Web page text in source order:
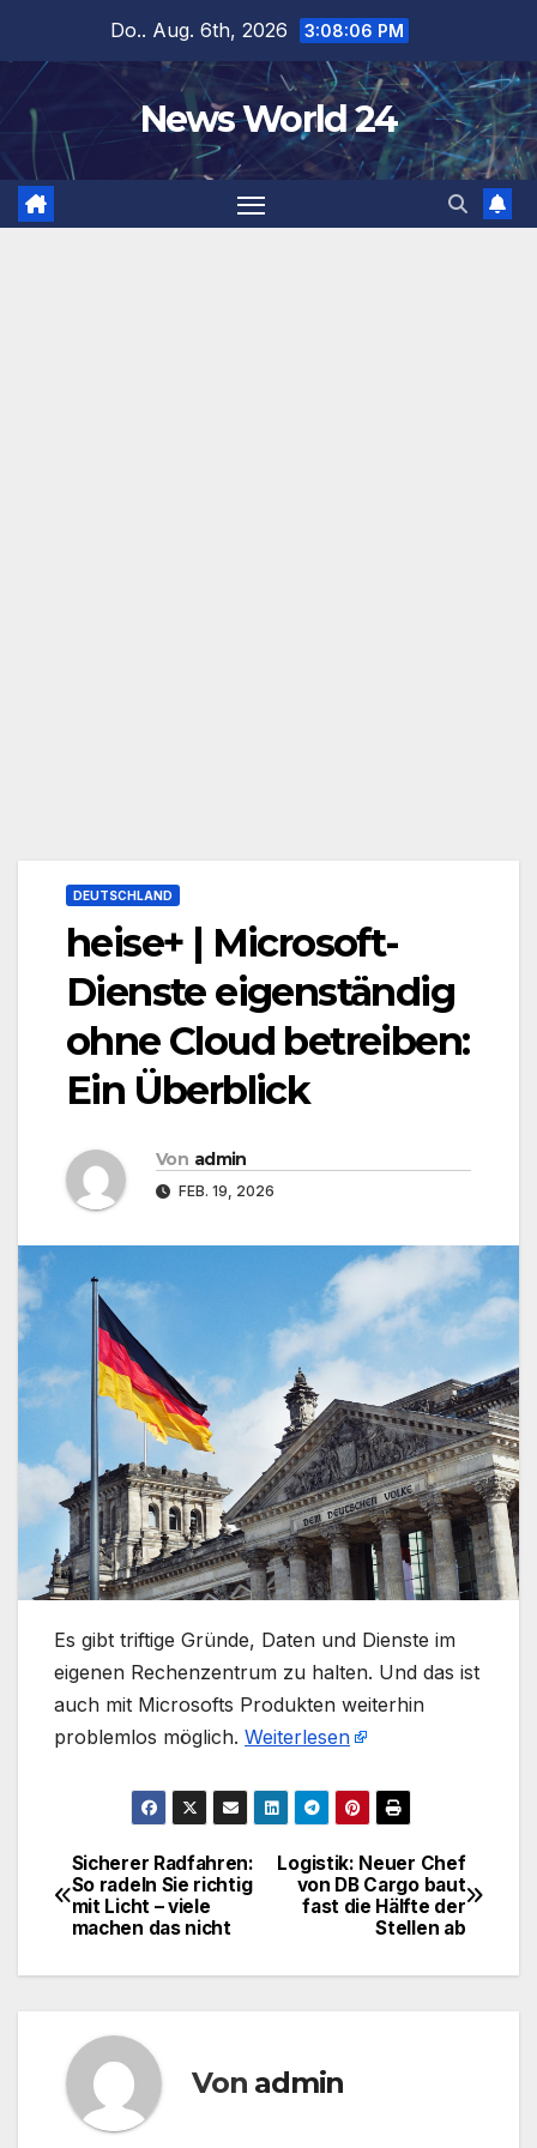
springen
Do.. Aug. 6th, 2026 3:08:07 PM
News World 24
DEUTSCHLAND
heise+ | Microsoft-
Dienste eigenständig
ohne Cloud betreiben:
Ein Überblick
Von admin
FEB. 19, 2026
​Es gibt triftige Gründe, Daten und Dienste im
eigenen Rechenzentrum zu halten. Und das ist
auch mit Microsofts Produkten weiterhin
problemlos möglich. Weiterlesen
Beitragsnavigation
Logistik: Neuer Chef
von DB Cargo baut
fast die Hälfte der
Stellen ab
Sicherer Radfahren:
So radeln Sie richtig
mit Licht – viele
machen das nicht
Von admin